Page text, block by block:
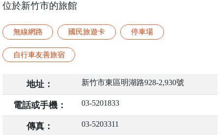
位於新竹市的旅館
無線網路 國民旅遊卡 停車場
自行車友善旅宿
地址： 新竹市東區明湖路928-2,930號
電話或手機： 03-5201833
傳真： 03-5203311